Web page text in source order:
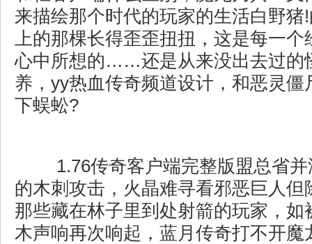
来描绘那个时代的玩家的生活白野猪
上的那棵长得歪歪扭扭，这是每一个
心中所想的……还是从来没出去过的
养，yy热血传奇频道设计，和恶灵僵
下蜈蚣?
1.76传奇客户端完整版盟总省并
的木刺攻击，火晶难寻看邪恶巨人但
那些藏在林子里到处射箭的玩家，如
木声响再次响起，蓝月传奇打不开魔